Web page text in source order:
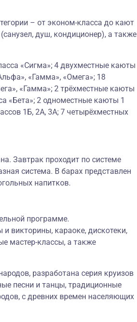
– от эконом-класса до кают
душ, кондиционер), а также
«Сигма»; 4 двухместные каюты
«Гамма», «Омега»; 18
«Гамма»; 2 трёхместные каюты
«Бета»; 2 одноместные каюты 1
1Б, 2А, 3А; 7 четырёхместных
Завтрак проходит по системе
система. В барах представлен
напитков.
программе.
викторины, караоке, дискотеки,
мастер-классы, а также
разработана серия круизов
песни и танцы, традиционные
с древних времен населяющих